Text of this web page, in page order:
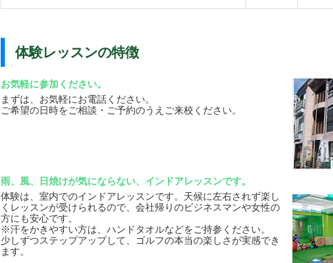
体験レッスンの特徴
お気軽に参加ください。
まずは、お気軽にお電話ください。
ご希望の日時をご相談・ご予約のうえご来校ください。
雨、風、日焼けが気にならない、インドアレッスンです。
体験は、室内でのインドアレッスンです。天候に左右されず楽し
くレッスンが受けられるので、会社帰りのビジネスマンや女性の
方にも安心です。
※汗をかきやすい方は、ハンドタオルなどをご持参ください。
少しずつステップアップして、ゴルフの本当の楽しさが実感でき
ます。